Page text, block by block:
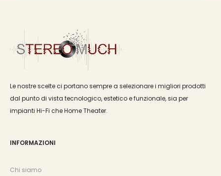
Le nostre scelte ci portano sempre a selezionare i migliori prodotti
dal punto di vista tecnologico, estetico e funzionale, sia per
impianti Hi-Fi che Home Theater.
INFORMAZIONI
Chi siamo